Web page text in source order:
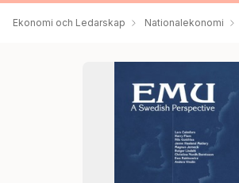
Ekonomi och Ledarskap Nationalekonomi